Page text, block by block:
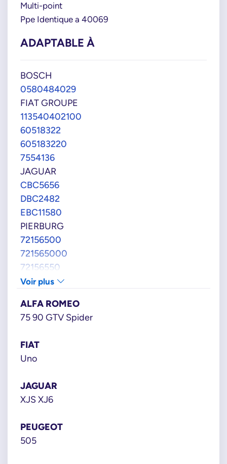
Multi-point
Ppe Identique a 40069
ADAPTABLE À
BOSCH
0580484029
FIAT GROUPE
113540402100
60518322
605183220
7554136
JAGUAR
CBC5656
DBC2482
EBC11580
PIERBURG
72156500
721565000
72156550
721565500
721565520
72156570
72207100
722071000
92860810401
92860810402
94460810201
94460810205
Voir plus
ALFA ROMEO
75 90 GTV Spider
FIAT
Uno
JAGUAR
XJS XJ6
PEUGEOT
505